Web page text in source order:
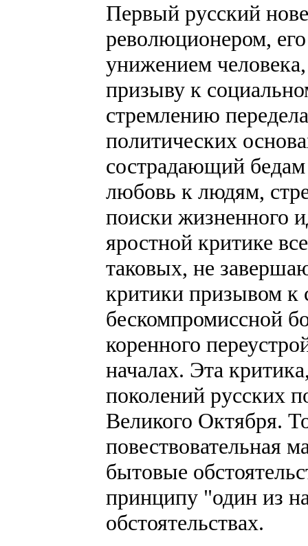
Первый русский
революционером,
унижением
призыву к
стремлению
политических
сострадающий
любовь к людям,
поиски жизненного
яростной критике
таковых, не
критики призывом к
бескомпромиссной
коренного
началах. Эта
поколений русских
Великого Октября.
повествовательная
бытовые
принципу "один из
обстоятельствах.